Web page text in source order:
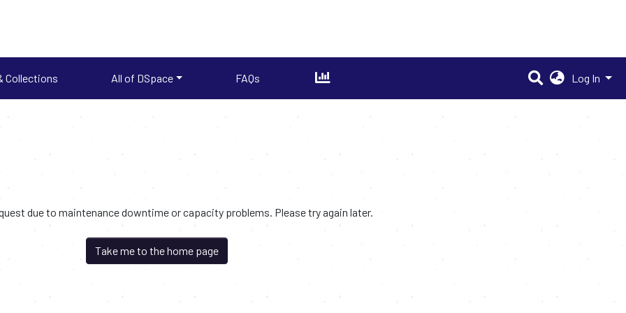
Collections All of DSpace FAQs Log In
due to maintenance downtime or capacity problems. Please try again later.
Take me to the home page